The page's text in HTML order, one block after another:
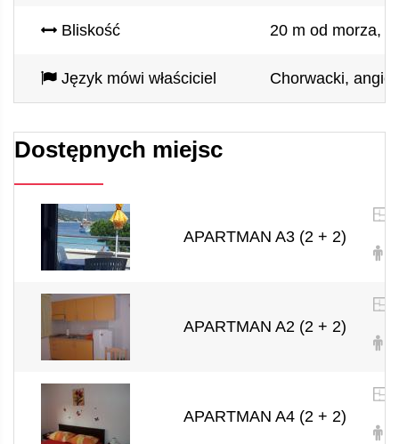
Bliskość 20 m od morza,
Język mówi właściciel Chorwacki,
Dostępnych miejsc
APARTMAN A3 (2 + 2)
2
APARTMAN A2 (2 + 2)
2
APARTMAN A4 (2 + 2)
2